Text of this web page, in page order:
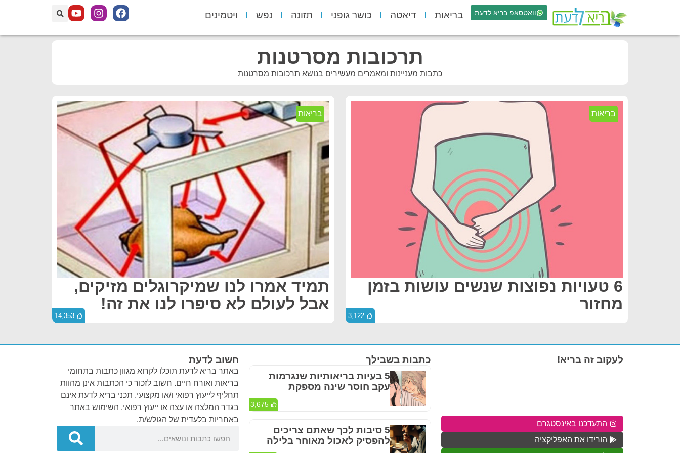
וואטסאפ בריא לדעת בריאות דיאטה כושר גופני תזונה נפש ויטמינים
תרכובות מסרטנות
כתבות מעניינות ומאמרים מעשירים בנושא תרכובות מסרטנות
בריאות
6 טעויות נפוצות שנשים עושות בזמן
מחזור
3,122
בריאות
תמיד אמרו לנו שמיקרוגלים מזיקים,
אבל לעולם לא סיפרו לנו את זה!
14,353
חשוב לדעת
באתר בריא לדעת תוכלו לקרוא מגוון כתבות בתחומי
בריאות ואורח חיים. חשוב לזכור כי הכתבות אינן מהוות
תחליף לייעוץ רפואי ו/או מקצועי. תכני בריא לדעת אינם
בגדר המלצה או עצה או ייעוץ רפואי. השימוש באתר
באחריות בלעדית של הגולש/ת.
כתבות בשבילך
5 בעיות בריאותיות שנגרמות
עקב חוסר שינה מספקת
3,675
5 סיבות לכך שאתם צריכים
להפסיק לאכול מאוחר בלילה
לעקוב זה בריא!
התעדכנו באינסטגרם
הורידו את האפליקציה